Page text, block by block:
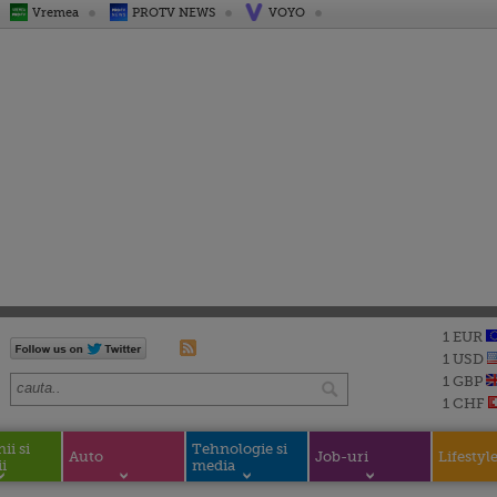
Vremea PROTV NEWS VOYO
1 EUR
1 USD
1 GBP
1 CHF
si
Auto
Tehnologie si
media
Job-uri Lifestyle